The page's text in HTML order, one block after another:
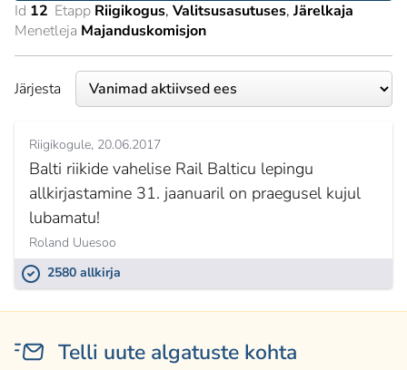
Id 12 Etapp Riigikogus Valitsusasutuses Järelkaja
Menetleja Majanduskomisjon
Järjesta
Riigikogule 20.06.2017
Balti riikide vahelise Rail Balticu lepingu
allkirjastamine 31. jaanuaril on praegusel kujul
lubamatu!
Roland Uuesoo
2580 allkirja
Telli uute algatuste kohta